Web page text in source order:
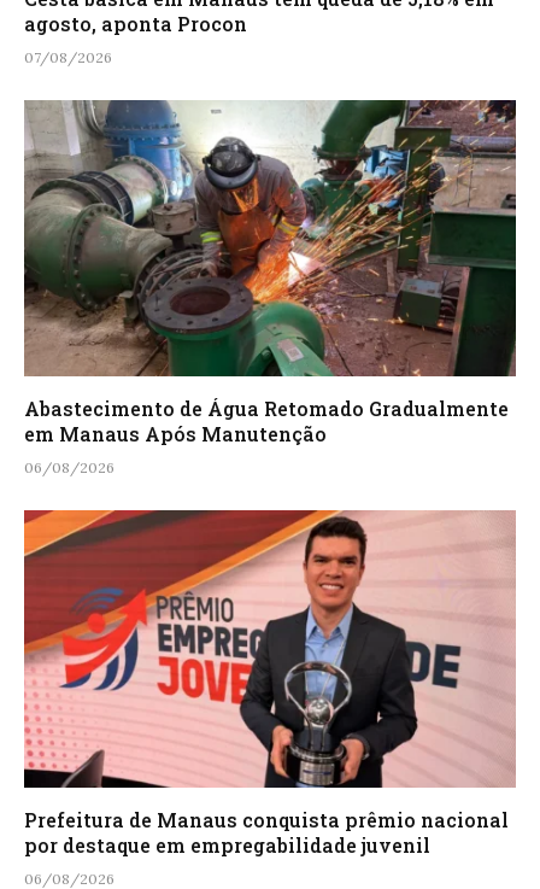
agosto, aponta Procon
07/08/2026
Abastecimento de Água Retomado Gradualmente
em Manaus Após Manutenção
06/08/2026
Prefeitura de Manaus conquista prêmio nacional
por destaque em empregabilidade juvenil
06/08/2026